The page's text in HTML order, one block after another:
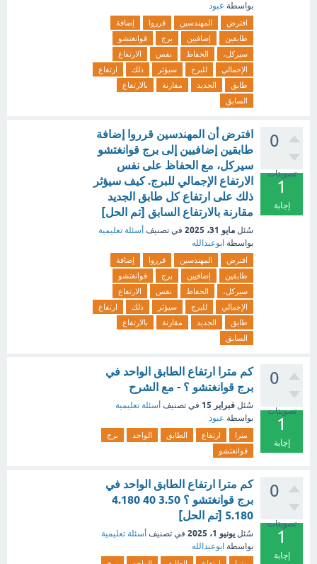
بواسطة عبود
افترض المهندسين قرروا
إضافة
طابقين
إضافيين برج
قوانغتشو
سيركل،
الحفاظ نفس
الارتفاع
الإجمالي
للبرج سيؤثر ذلك
ارتفاع
طابق
الجديد مقارنة
بالارتفاع
السابق
0
تصويتات
1
إجابة
افترض أن المهندسين قرروا إضافة
طابقين إضافيين إلى برج قوانغتشو
سيركل، مع الحفاظ على نفس
الارتفاع الإجمالي للبرج. كيف سيؤثر
ذلك على ارتفاع كل طابق الجديد
مقارنة بالارتفاع السابق [تم الحل]
سُئل مايو 31، 2025 في تصنيف أسئلة تعليمية
بواسطة ابوعبدالله
افترض المهندسين قرروا
إضافة
طابقين
إضافيين برج
قوانغتشو
سيركل،
الحفاظ نفس
الارتفاع
الإجمالي
للبرج سيؤثر ذلك
ارتفاع
طابق
الجديد مقارنة
بالارتفاع
السابق
0
تصويتات
1
إجابة
كم مترا ارتفاع الطابق الواحد في
برج قوانغتشو ؟ - مع الشرح
سُئل فبراير 15 في تصنيف أسئلة تعليمية
بواسطة عبود
مترا ارتفاع الطابق الواحد
برج
قوانغتشو
0
تصويتات
1
إجابة
كم مترا ارتفاع الطابق الواحد في
برج قوانغتشو ؟ 3.50 40 4.180
5.180 [تم الحل]
سُئل يونيو 1، 2025 في تصنيف أسئلة تعليمية
بواسطة ابوعبدالله